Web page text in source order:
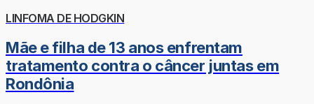
LINFOMA DE HODGKIN
Mãe e filha de 13 anos enfrentam
tratamento contra o câncer juntas em
Rondônia